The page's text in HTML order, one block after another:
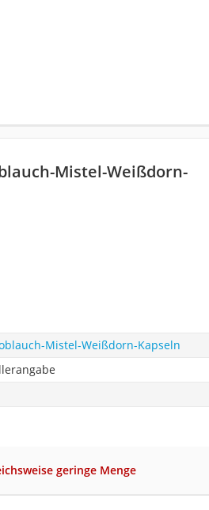
Mistel-Weißdorn-
Mistel-Weißdorn-Kapseln
geringe Menge